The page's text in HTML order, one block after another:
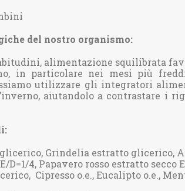
del nostro organismo:
alimentazione squilibrata
in particolare nei mesi più
utilizzare gli integratori
aiutandolo a contrastare i
Grindelia estratto glicerico,
D=1/4, Papavero rosso estratto
Cipresso o.e., Eucalipto o.e.,